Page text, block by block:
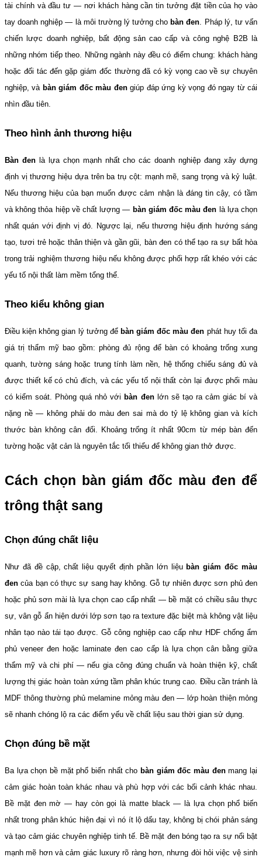
tài chính và đầu tư — nơi khách hàng cần tin tưởng đặt tiền của họ vào
tay doanh nghiệp — là môi trường lý tưởng cho bàn đen . Pháp lý, tư vấn
chiến lược doanh nghiệp, bất động sản cao cấp và công nghệ B2B là
những nhóm tiếp theo. Những ngành này đều có điểm chung: khách hàng
hoặc đối tác đến gặp giám đốc thường đã có kỳ vọng cao về sự chuyên
nghiệp, và bàn giám đốc màu đen giúp đáp ứng kỳ vọng đó ngay từ cái
nhìn đầu tiên.
Theo hình ảnh thương hiệu
Bàn đen là lựa chọn mạnh nhất cho các doanh nghiệp đang xây dựng
định vị thương hiệu dựa trên ba trụ cột: mạnh mẽ, sang trọng và kỷ luật.
Nếu thương hiệu của bạn muốn được cảm nhận là đáng tin cậy, có tầm
và không thỏa hiệp về chất lượng — bàn giám đốc màu đen là lựa chọn
nhất quán với định vị đó. Ngược lại, nếu thương hiệu định hướng sáng
tạo, tươi trẻ hoặc thân thiện và gần gũi, bàn đen có thể tạo ra sự bất hòa
trong trải nghiệm thương hiệu nếu không được phối hợp rất khéo với các
yếu tố nội thất làm mềm tổng thể.
Theo kiểu không gian
Điều kiện không gian lý tưởng để bàn giám đốc màu đen phát huy tối đa
giá trị thẩm mỹ bao gồm: phòng đủ rộng để bàn có khoảng trống xung
quanh, tường sáng hoặc trung tính làm nền, hệ thống chiếu sáng đủ và
được thiết kế có chủ đích, và các yếu tố nội thất còn lại được phối màu
có kiểm soát. Phòng quá nhỏ với bàn đen lớn sẽ tạo ra cảm giác bí và
nặng nề — không phải do màu đen sai mà do tỷ lệ không gian và kích
thước bàn không cân đối. Khoảng trống ít nhất 90cm từ mép bàn đến
tường hoặc vật cản là nguyên tắc tối thiểu để không gian thở được.
Cách chọn bàn giám đốc màu đen để
trông thật sang
Chọn đúng chất liệu
Như đã đề cập, chất liệu quyết định phần lớn liệu bàn giám đốc màu
đen của bạn có thực sự sang hay không. Gỗ tự nhiên được sơn phủ đen
hoặc phủ sơn mài là lựa chọn cao cấp nhất — bề mặt có chiều sâu thực
sự, vân gỗ ẩn hiện dưới lớp sơn tạo ra texture đặc biệt mà không vật liệu
nhân tạo nào tái tạo được. Gỗ công nghiệp cao cấp như HDF chống ẩm
phủ veneer đen hoặc laminate đen cao cấp là lựa chọn cân bằng giữa
thẩm mỹ và chi phí — nếu gia công đúng chuẩn và hoàn thiện kỹ, chất
lượng thị giác hoàn toàn xứng tầm phân khúc trung cao. Điều cần tránh là
MDF thông thường phủ melamine mỏng màu đen — lớp hoàn thiện mỏng
sẽ nhanh chóng lộ ra các điểm yếu về chất liệu sau thời gian sử dụng.
Chọn đúng bề mặt
Ba lựa chọn bề mặt phổ biến nhất cho bàn giám đốc màu đen mang lại
cảm giác hoàn toàn khác nhau và phù hợp với các bối cảnh khác nhau.
Bề mặt đen mờ — hay còn gọi là matte black — là lựa chọn phổ biến
nhất trong phân khúc hiện đại vì nó ít lộ dấu tay, không bị chói phản sáng
và tạo cảm giác chuyên nghiệp tinh tế. Bề mặt đen bóng tạo ra sự nổi bật
mạnh mẽ hơn và cảm giác luxury rõ ràng hơn, nhưng đòi hỏi việc vệ sinh